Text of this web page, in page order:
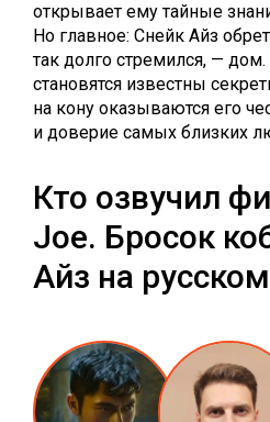
открывает ему тайные
Но главное: Снейк Айз
так долго стремился, —
становятся известны
на кону оказываются его
и доверие самых близких
Кто озвучил
Joe. Бросок
Айз на русском